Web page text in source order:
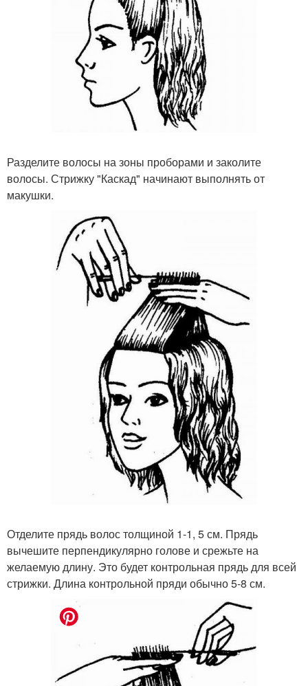
Разделите волосы на зоны проборами и заколите
волосы. Стрижку "Каскад" начинают выполнять от
макушки.
Отделите прядь волос толщиной 1-1, 5 см. Прядь
вычешите перпендикулярно голове и срежьте на
желаемую длину. Это будет контрольная прядь для всей
стрижки. Длина контрольной пряди обычно 5-8 см.